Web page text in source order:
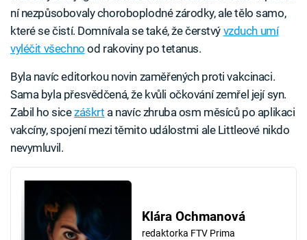
ní nezpůsobovaly choroboplodné zárodky, ale tělo samo,
které se čistí. Domnívala se také, že čerstvý vzduch umí
vyléčit všechno od rakoviny po tetanus.
Byla navíc editorkou novin zaměřených proti vakcinaci.
Sama byla přesvědčená, že kvůli očkování zemřel její syn.
Zabil ho sicezáškrt a navíc zhruba osm měsíců po aplikaci
vakcíny, spojení mezi těmito událostmi ale Littleové nikdo
nevymluvil.
Klára Ochmanová
redaktorka FTV Prima